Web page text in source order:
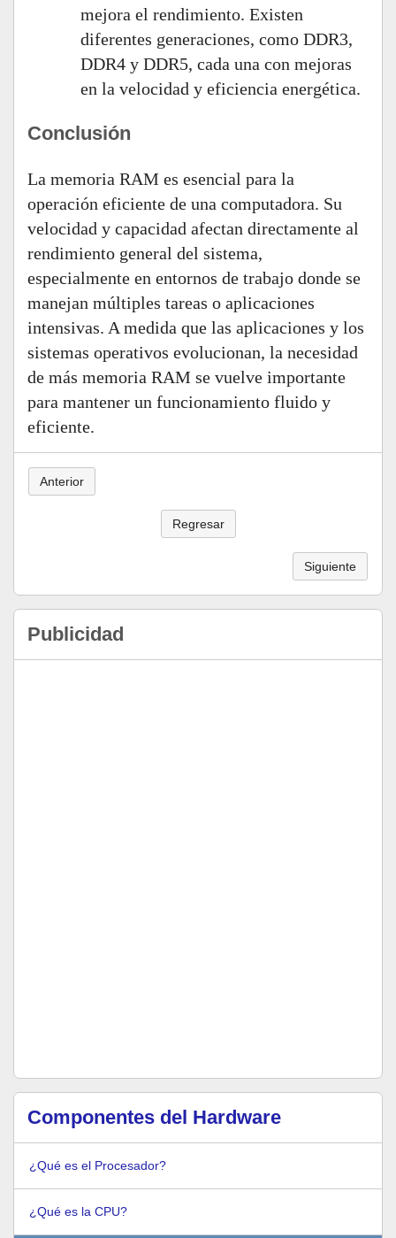
mejora el rendimiento. Existen
diferentes generaciones, como DDR3,
DDR4 y DDR5, cada una con mejoras
en la velocidad y eficiencia energética.
Conclusión
La memoria RAM es esencial para la
operación eficiente de una computadora. Su
velocidad y capacidad afectan directamente al
rendimiento general del sistema,
especialmente en entornos de trabajo donde se
manejan múltiples tareas o aplicaciones
intensivas. A medida que las aplicaciones y los
sistemas operativos evolucionan, la necesidad
de más memoria RAM se vuelve importante
para mantener un funcionamiento fluido y
eficiente.
Anterior
Regresar
Siguiente
Publicidad
Componentes del Hardware
¿Qué es el Procesador?
¿Qué es la CPU?